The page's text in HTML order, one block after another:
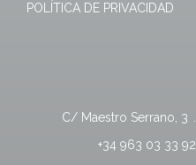
POLÍTICA DE PRIVACIDAD
C/ Maestro Serrano, 3
+34 963 03 33 92